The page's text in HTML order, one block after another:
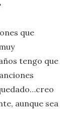
que
tengo que
aunque sea